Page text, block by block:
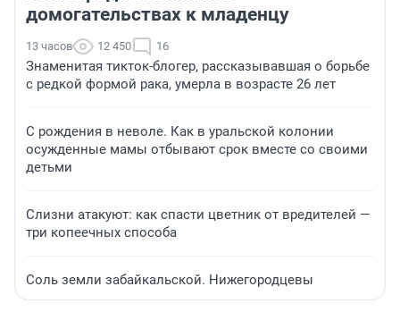
домогательствах к младенцу
13 часов 12 450 16
Знаменитая тикток-блогер, рассказывавшая о борьбе
с редкой формой рака, умерла в возрасте 26 лет
С рождения в неволе. Как в уральской колонии
осужденные мамы отбывают срок вместе со своими
детьми
Слизни атакуют: как спасти цветник от вредителей —
три копеечных способа
Соль земли забайкальской. Нижегородцевы